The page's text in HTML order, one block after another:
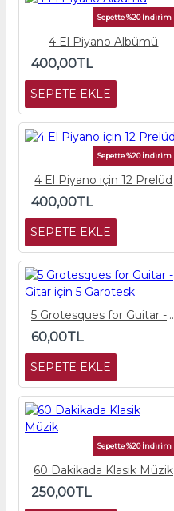
Sepette %20 İndirim
4 El Piyano Albümü
400,00TL
SEPETE EKLE
Sepette %20 İndirim
4 El Piyano için 12 Prelüd
400,00TL
SEPETE EKLE
5 Grotesques for Guitar - Gitar için 5 Garotesk
60,00TL
SEPETE EKLE
Sepette %20 İndirim
60 Dakikada Klasik Müzik
250,00TL